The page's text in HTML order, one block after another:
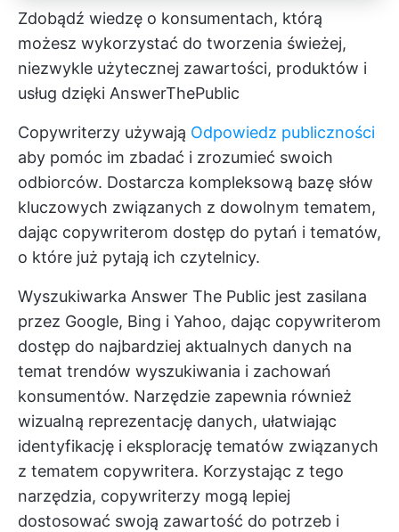
Zdobądź wiedzę o konsumentach, którą
możesz wykorzystać do tworzenia świeżej,
niezwykle użytecznej zawartości, produktów i
usług dzięki AnswerThePublic
Copywriterzy używają Odpowiedz publiczności
aby pomóc im zbadać i zrozumieć swoich
odbiorców. Dostarcza kompleksową bazę słów
kluczowych związanych z dowolnym tematem,
dając copywriterom dostęp do pytań i tematów,
o które już pytają ich czytelnicy.
Wyszukiwarka Answer The Public jest zasilana
przez Google, Bing i Yahoo, dając copywriterom
dostęp do najbardziej aktualnych danych na
temat trendów wyszukiwania i zachowań
konsumentów. Narzędzie zapewnia również
wizualną reprezentację danych, ułatwiając
identyfikację i eksplorację tematów związanych
z tematem copywritera. Korzystając z tego
narzędzia, copywriterzy mogą lepiej
dostosować swoją zawartość do potrzeb i